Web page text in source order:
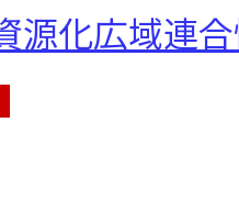
源化広域連